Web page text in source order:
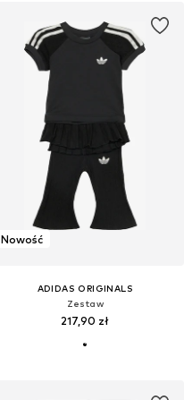
Nowość
ADIDAS ORIGINALS
Zestaw
217,90 zł